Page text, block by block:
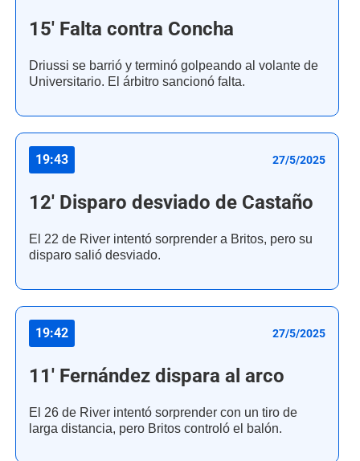
15' Falta contra Concha
Driussi se barrió y terminó golpeando al volante de
Universitario. El árbitro sancionó falta.
19:43 27/5/2025
12' Disparo desviado de Castaño
El 22 de River intentó sorprender a Britos, pero su
disparo salió desviado.
19:42 27/5/2025
11' Fernández dispara al arco
El 26 de River intentó sorprender con un tiro de
larga distancia, pero Britos controló el balón.